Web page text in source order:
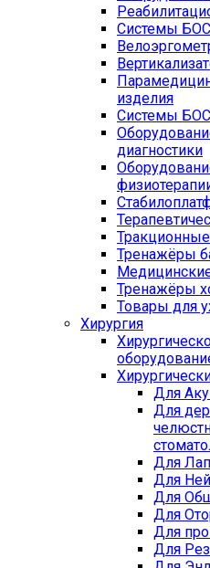
Системы
изделия
Системы
диагностики
Тренажёры
Тренажёры
Товары для
Хирургия
Для
Для
Для
Для
Для
Для
Для
Для